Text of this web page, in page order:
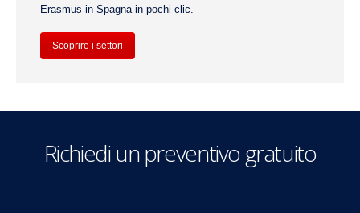
Erasmus in Spagna in pochi clic.
Scoprire i settori
Richiedi un preventivo gratuito